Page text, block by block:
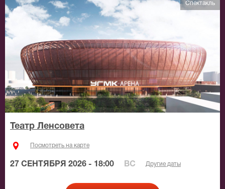
Спектакль
Театр Ленсовета
Посмотреть на карте
27 СЕНТЯБРЯ 2026 - 18:00 ВС Другие даты